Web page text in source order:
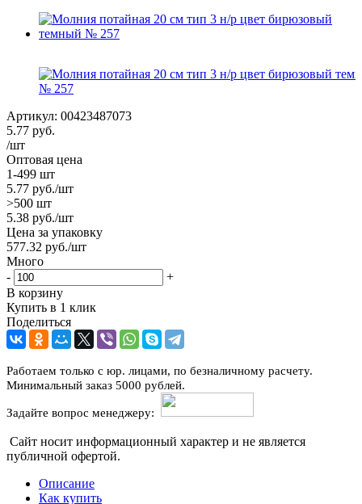
Артикул: 00423487073
5.77 руб.
/шт
Оптовая цена
1-499 шт
5.77 руб./шт
>500 шт
5.38 руб./шт
Цена за упаковку
577.32 руб./шт
Много
-
+
В корзину
Купить в 1 клик
Поделиться
Работаем только с юр. лицами, по безналичному расчету.
Минимальный заказ 5000 рублей.
Задайте вопрос менеджеру:
Сайт носит информационный характер и не является
публичной офертой.
Описание
Как купить